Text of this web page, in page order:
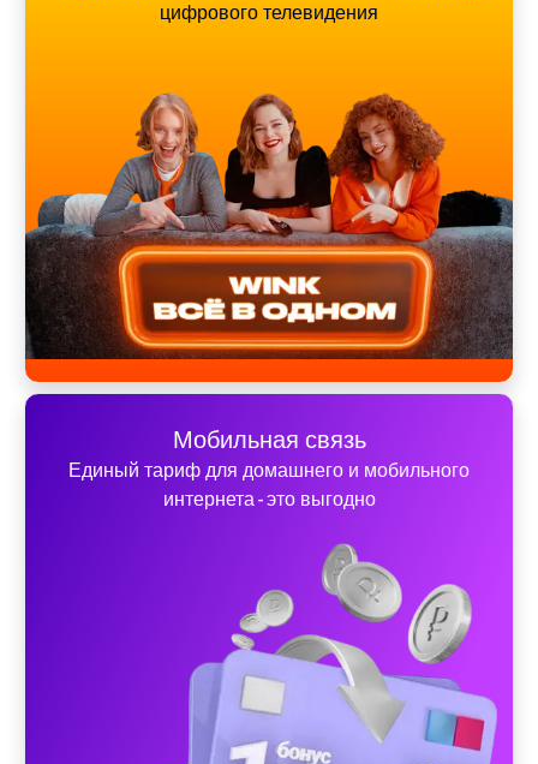
цифрового телевидения
Мобильная связь
Единый тариф для домашнего и мобильного
интернета - это выгодно